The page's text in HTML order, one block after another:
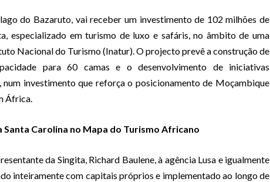
do Bazaruto, vai receber um investimento de 102 milhões de
especializado em turismo de luxo e safáris, no âmbito de uma
Nacional do Turismo (Inatur). O projecto prevê a construção de
para 60 camas e o desenvolvimento de iniciativas
num investimento que reforça o posicionamento de Moçambique
África.
Carolina no Mapa do Turismo Africano
da Singita, Richard Baulene, à agência Lusa e igualmente
inteiramente com capitais próprios e implementado ao longo de